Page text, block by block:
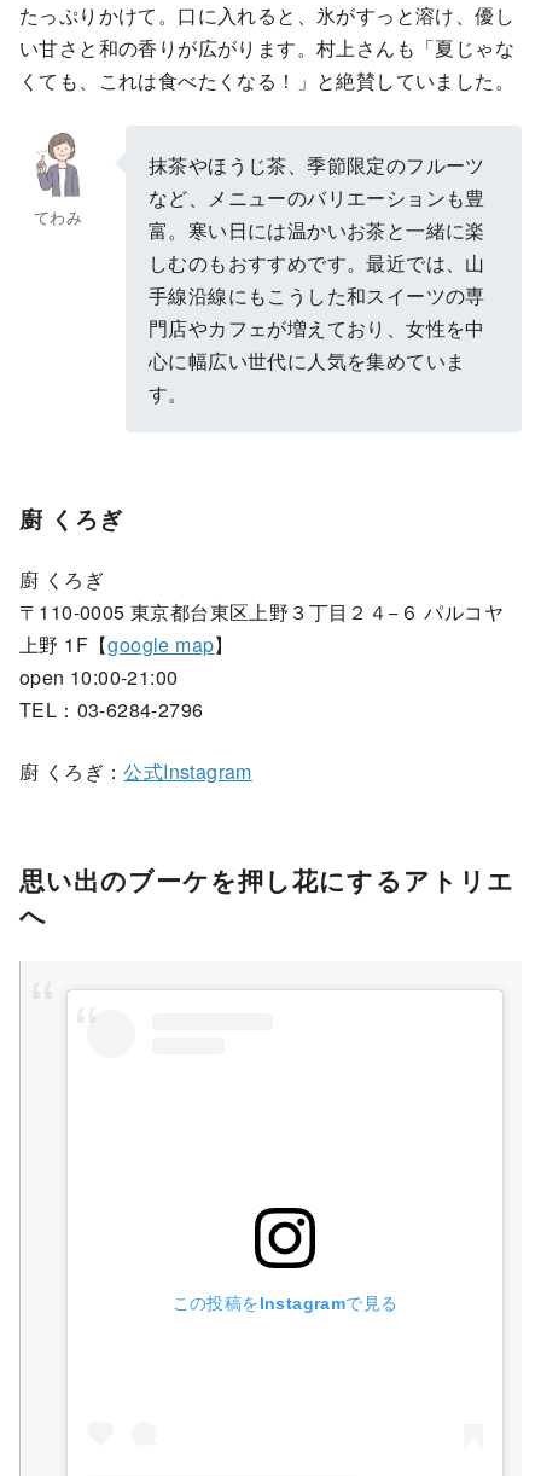
たっぷりかけて。口に入れると、氷がすっと溶け、優し
い甘さと和の香りが広がります。村上さんも「夏じゃな
くても、これは食べたくなる！」と絶賛していました。
てわみ
抹茶やほうじ茶、季節限定のフルーツ
など、メニューのバリエーションも豊
富。寒い日には温かいお茶と一緒に楽
しむのもおすすめです。最近では、山
手線沿線にもこうした和スイーツの専
門店やカフェが増えており、女性を中
心に幅広い世代に人気を集めていま
す。
廚 くろぎ
廚 くろぎ
〒110-0005 東京都台東区上野３丁目２４−６ パルコヤ
上野 1F【google map】
open 10:00-21:00
TEL：03-6284-2796
廚 くろぎ：公式Instagram
思い出のブーケを押し花にするアトリエ
へ
この投稿をInstagramで見る